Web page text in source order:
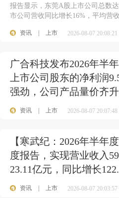
报告显示，东莞A股上市公司总数
市公司营收同比增长16%，平均营
资讯 上市 2026-08-07 20:08:21
广合科技发布2026年半
上市公司股东的净利润
强劲，公司产品量价齐升
资讯 上市 2026-08-07 20:07:48
【寒武纪：2026年半年
度报告，实现营业收入
23.11亿元，同比增长
资讯 上市 2026-08-07 20:03:57